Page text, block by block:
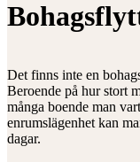
Det finns inte en
Beroende på hur stort
många boende man
enrumslägenhet kan
dagar.